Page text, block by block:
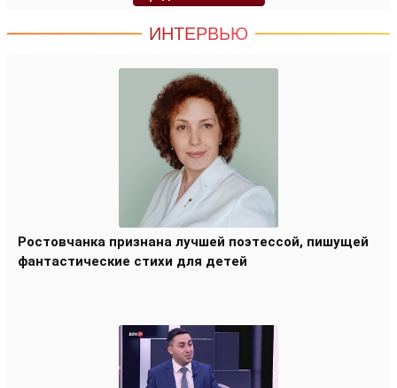
ИНТЕРВЬЮ
Ростовчанка признана лучшей поэтессой, пишущей
фантастические стихи для детей